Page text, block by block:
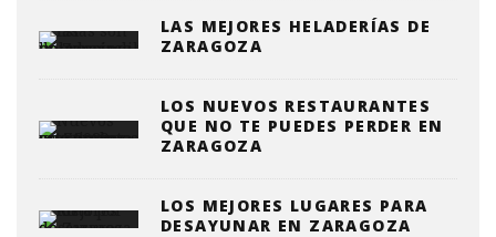
LAS MEJORES HELADERÍAS DE
ZARAGOZA
LOS NUEVOS RESTAURANTES
QUE NO TE PUEDES PERDER EN
ZARAGOZA
LOS MEJORES LUGARES PARA
DESAYUNAR EN ZARAGOZA